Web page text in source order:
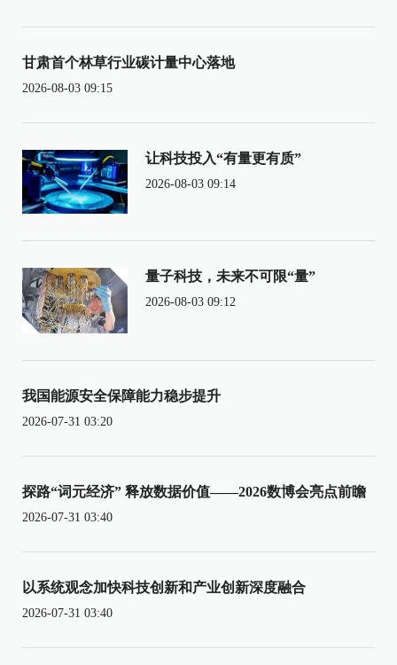
甘肃首个林草行业碳计量中心落地
2026-08-03 09:15
让科技投入“有量更有质”
2026-08-03 09:14
量子科技，未来不可限“量”
2026-08-03 09:12
我国能源安全保障能力稳步提升
2026-07-31 03:20
探路“词元经济” 释放数据价值——2026数博会亮点前瞻
2026-07-31 03:40
以系统观念加快科技创新和产业创新深度融合
2026-07-31 03:40